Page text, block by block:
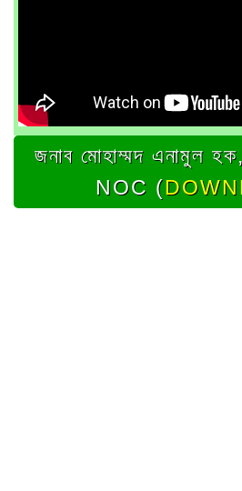
জনাব মোহাম্মদ এনামুল
NOC (